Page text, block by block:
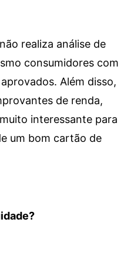
realiza análise de
consumidores com
Além disso,
de renda,
interessante para
um bom cartão de